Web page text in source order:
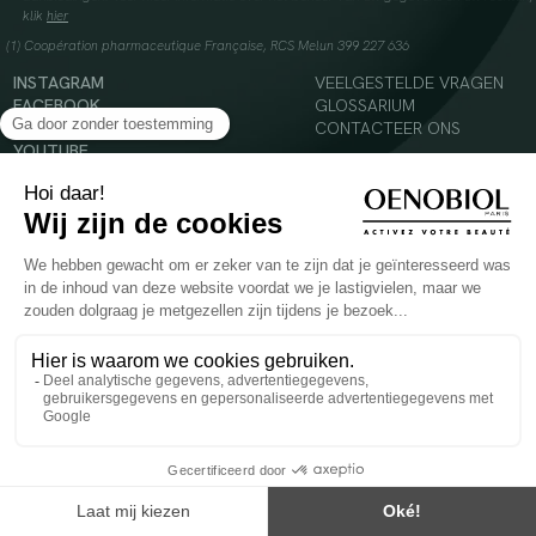
klik hier
(1) Coopération pharmaceutique Française, RCS Melun 399 227 636
INSTAGRAM
FACEBOOK
TIKTOK
YOUTUBE
VEELGESTELDE VRAGEN
GLOSSARIUM
CONTACTEER ONS
Voedingssupplement dat moet worden geconsumeerd als onderdeel van een gevarieerde,
evenwichtige voeding en een gezonde levensstijl. Aanbevolen dagelijkse dosis niet
overschrijden. Enkel voor volwassenen, buiten het bereik van kinderen houden.